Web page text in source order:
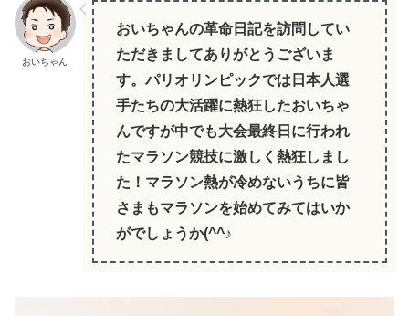
おいちゃん
おいちゃんの革命日記を訪問してい
ただきましてありがとうございま
す。パリオリンピックでは日本人選
手たちの大活躍に熱狂したおいちゃ
んですが中でも大会最終日に行われ
たマラソン競技に激しく熱狂しまし
た！マラソン熱が冷めないうちに皆
さまもマラソンを始めてみてはいか
がでしょうか(^^♪